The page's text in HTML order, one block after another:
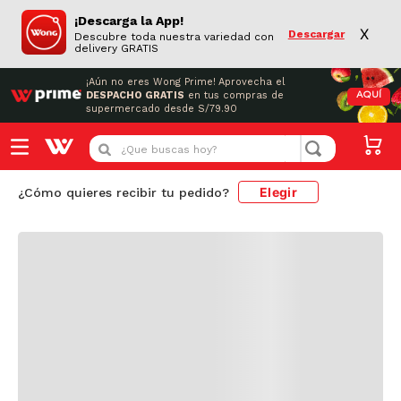
¡Descarga la App!
Descubre toda nuestra variedad con
delivery GRATIS
Descargar X
¡Aún no eres Wong Prime! Aprovecha el
DESPACHO GRATIS en tus compras de
supermercado desde S/79.90
AQUÍ
¿Que buscas hoy?
¿Cómo quieres recibir tu pedido? Elegir
Cargando comentarios...